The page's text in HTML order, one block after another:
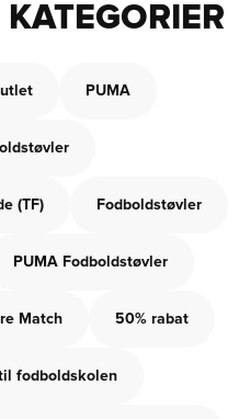
KATEGORIER
PUMA
(TF) Fodboldstøvler
PUMA Fodboldstøvler
Match 50% rabat
fodboldskolen